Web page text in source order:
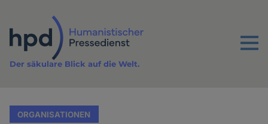
Inhalt
Menu
Der säkulare Blick auf die Welt.
ORGANISATIONEN